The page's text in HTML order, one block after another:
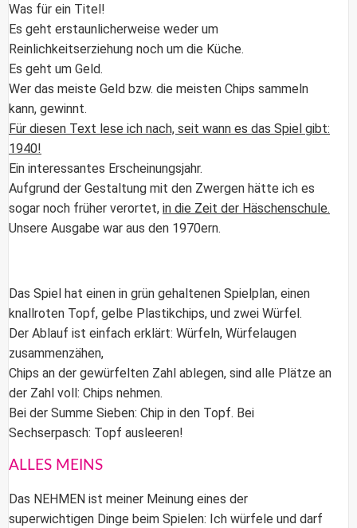
Was für ein Titel!
Es geht erstaunlicherweise weder um
Reinlichkeitserziehung noch um die Küche.
Es geht um Geld.
Wer das meiste Geld bzw. die meisten Chips sammeln
kann, gewinnt.
Für diesen Text lese ich nach, seit wann es das Spiel gibt:
1940!
Ein interessantes Erscheinungsjahr.
Aufgrund der Gestaltung mit den Zwergen hätte ich es
sogar noch früher verortet, in die Zeit der Häschenschule.
Unsere Ausgabe war aus den 1970ern.
Das Spiel hat einen in grün gehaltenen Spielplan, einen
knallroten Topf, gelbe Plastikchips, und zwei Würfel.
Der Ablauf ist einfach erklärt: Würfeln, Würfelaugen
zusammenzähen,
Chips an der gewürfelten Zahl ablegen, sind alle Plätze an
der Zahl voll: Chips nehmen.
Bei der Summe Sieben: Chip in den Topf. Bei
Sechserpasch: Topf ausleeren!
ALLES MEINS
Das NEHMEN ist meiner Meinung eines der
superwichtigen Dinge beim Spielen: Ich würfele und darf